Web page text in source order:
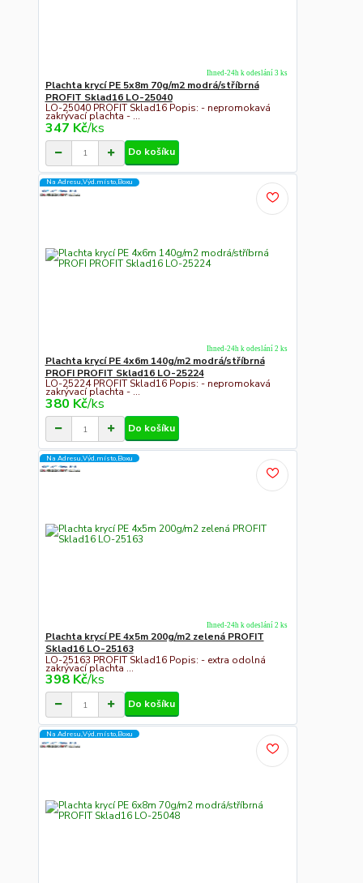
Plachta krycí PE 5x8m 70g/m2 modrá/stříbrná
PROFIT Sklad16 LO-25040
LO-25040 PROFIT Sklad16 Popis: - nepromokavá
zakrývací plachta - ...
347 Kč/ks
Ihned-24h k odeslání 3 ks
Do košíku
Na Adresu,Výd.místo,Boxu
Plachta krycí PE 4x6m 140g/m2 modrá/stříbrná
PROFI PROFIT Sklad16 LO-25224
LO-25224 PROFIT Sklad16 Popis: - nepromokavá
zakrývací plachta - ...
380 Kč/ks
Ihned-24h k odeslání 2 ks
Do košíku
Na Adresu,Výd.místo,Boxu
Plachta krycí PE 4x5m 200g/m2 zelená PROFIT
Sklad16 LO-25163
LO-25163 PROFIT Sklad16 Popis: - extra odolná
zakrývací plachta ...
398 Kč/ks
Ihned-24h k odeslání 2 ks
Do košíku
Na Adresu,Výd.místo,Boxu